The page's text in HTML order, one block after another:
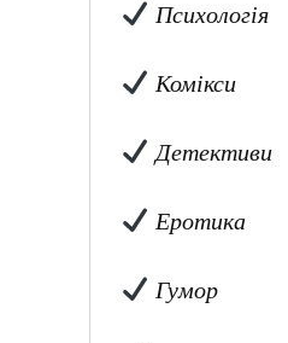
Психологія
Комікси
Детективи
Еротика
Гумор